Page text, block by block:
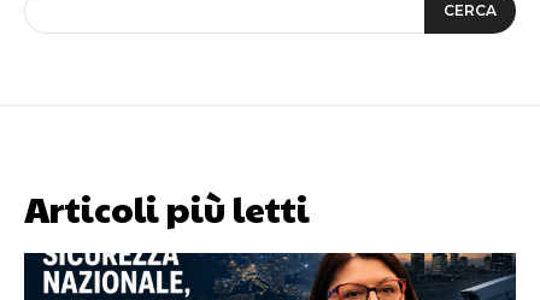
CERCA
Articoli più letti